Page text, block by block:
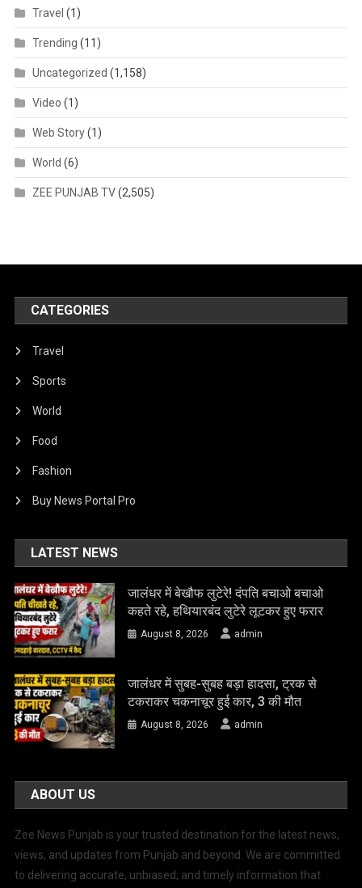
Travel (1)
Trending (11)
Uncategorized (1,158)
Video (1)
Web Story(1)
World (6)
ZEE PUNJAB TV(2,505)
CATEGORIES
Travel
Sports
World
Food
Fashion
Buy News Portal Pro
LATEST NEWS
जालंधर में बेखौफ लुटेरे! दंपति बचाओ बचाओ
कहते रहे, हथियारबंद लुटेरे लूटकर हुए फरार
August 8, 2026 admin
जालंधर में सुबह-सुबह बड़ा हादसा, ट्रक से
टकराकर चकनाचूर हुई कार, 3 की मौत
August 8, 2026 admin
ABOUT US
Zee News Punjab is your trusted destination for the latest news,
views, and updates from Punjab and beyond. We are committed
to delivering accurate, unbiased, and timely information that